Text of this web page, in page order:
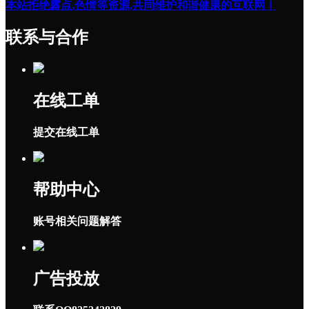
本站拒绝露点,色情等资源,共同维护和谐健康的互联网！
联系与合作
在线工单
提交在线工单
帮助中心
账号相关问题解答
广告投放